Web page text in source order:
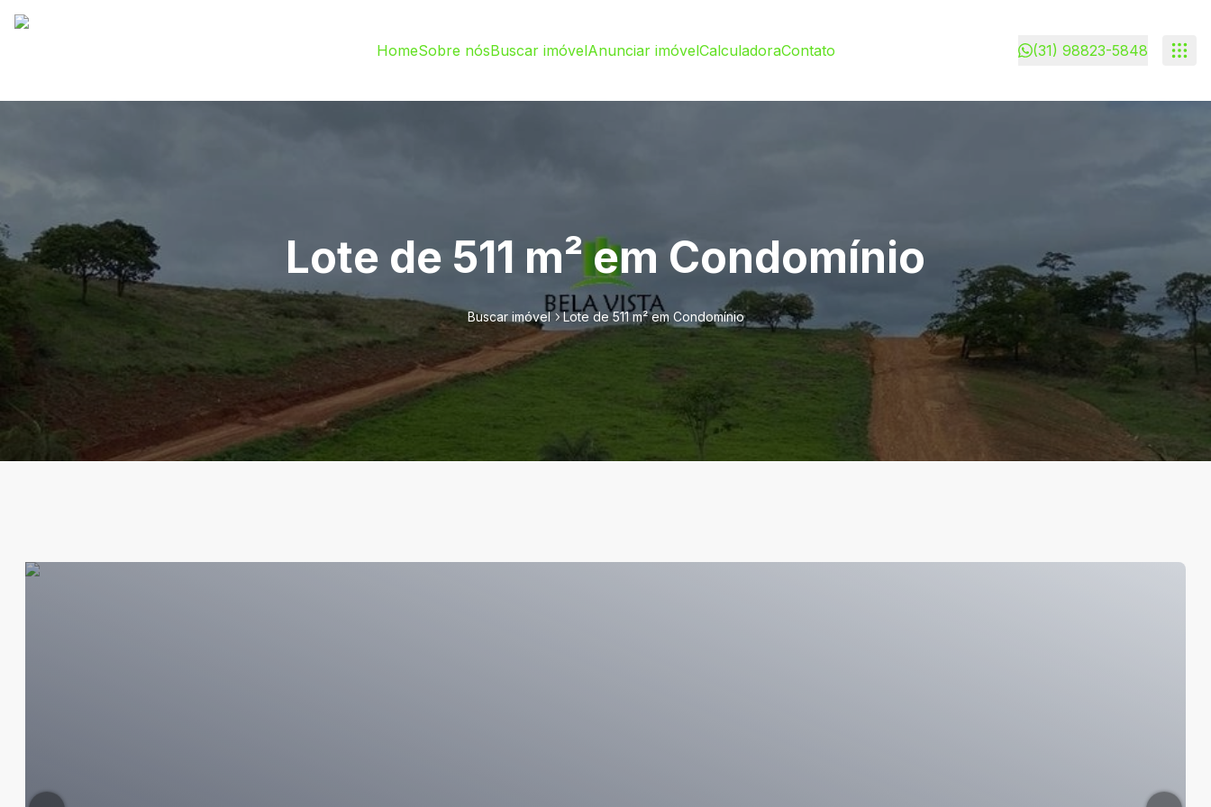
HomeSobre nósBuscar imóvelAnunciar imóvelCalculadoraContato (31) 98823-5848
Lote de 511 m² em Condomínio
Buscar imóvel Lote de 511 m² em Condomínio